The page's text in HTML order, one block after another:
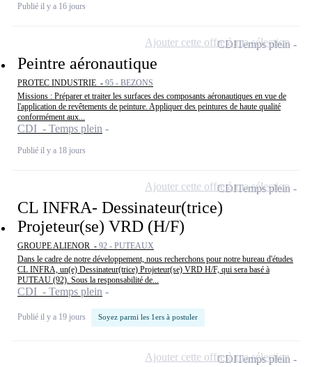
Publié il y a 16 jours
Peintre aéronautique
PROTEC INDUSTRIE - 95 - BEZONS
Missions : Préparer et traiter les surfaces des composants aéronautiques en vue de
l'application de revêtements de peinture. Appliquer des peintures de haute qualité
conformément aux...
CDI - Temps plein
Publié il y a 18 jours
CDITemps plein
Ajouter cette offre à ma sélection
CL INFRA- Dessinateur(trice)
Projeteur(se) VRD (H/F)
GROUPE ALIENOR - 92 - PUTEAUX
Dans le cadre de notre développement, nous recherchons pour notre bureau d'études
CL INFRA, un(e) Dessinateur(trice) Projeteur(se) VRD H/F, qui sera basé à
PUTEAU (92). Sous la responsabilité de...
CDI - Temps plein
Publié il y a 19 jours Soyez parmi les 1ers à postuler
CDITemps plein
Ajouter cette offre à ma sélection
CDITemps plein
Ajouter cette offre à ma sélection